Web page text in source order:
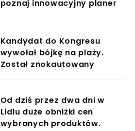
poznaj innowacyjny planer
Kandydat do Kongresu
wywołał bójkę na plaży.
Został znokautowany
Od dziś przez dwa dni w
Lidlu duże obniżki cen
wybranych produktów.